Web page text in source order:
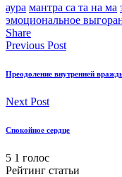
аура мантра са та на ма
эмоциональное
Share
Previous Post
Преодоление внутренней
Next Post
Спокойное сердце
5 1 голос
Рейтинг статьи